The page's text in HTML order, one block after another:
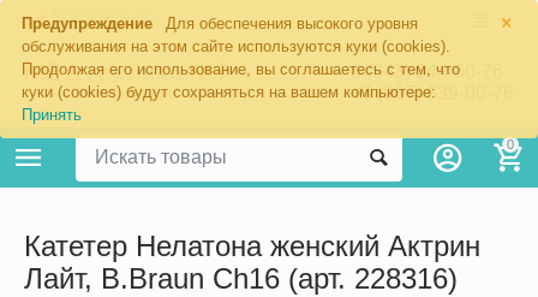
×
Предупреждение
Для обеспечения высокого уровня
обслуживания на этом сайте используются куки (cookies).
Продолжая его использование, вы соглашаетесь с тем, что
куки (cookies) будут сохраняться на вашем компьютере:
Принять
Екатеринбург
8 (343) 344-60-76
+7 (967) 639-00-76
0
Катетер Нелатона женский Актрин
Лайт, B.Braun Ch16 (арт. 228316)